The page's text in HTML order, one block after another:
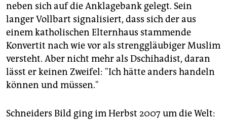
neben sich auf die Anklagebank gelegt. Sein
langer Vollbart signalisiert, dass sich der aus
einem katholischen Elternhaus stammende
Konvertit nach wie vor als strenggläubiger Muslim
versteht. Aber nicht mehr als Dschihadist, daran
lässt er keinen Zweifel: "Ich hätte anders handeln
können und müssen."
Schneiders Bild ging im Herbst 2007 um die Welt: